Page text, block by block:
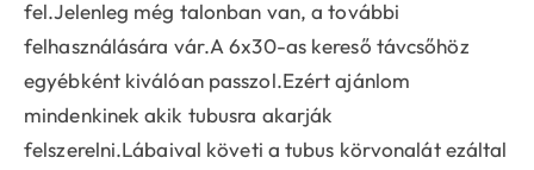
fel.Jelenleg még talonban van, a további
felhasználására vár.A 6x30-as kereső távcsőhöz
egyébként kiválóan passzol.Ezért ajánlom
mindenkinek akik tubusra akarják
felszerelni.Lábaival követi a tubus körvonalát ezáltal